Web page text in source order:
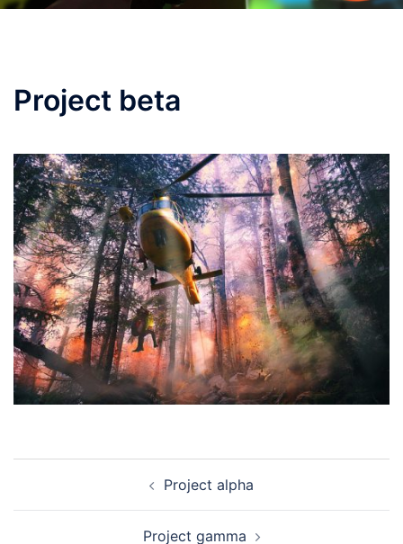
Project beta
Project alpha
Project gamma